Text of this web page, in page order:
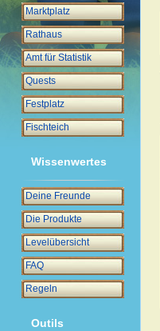
Marktplatz
Rathaus
Amt für Statistik
Quests
Festplatz
Fischteich
Wissenwertes
Deine Freunde
Die Produkte
Levelübersicht
FAQ
Regeln
Outils